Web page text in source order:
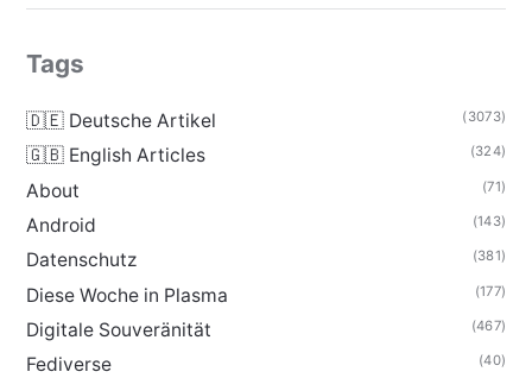
Tags
🇩🇪 Deutsche Artikel (3073)
🇬🇧 English Articles (324)
About (71)
Android (143)
Datenschutz (381)
Diese Woche in Plasma (177)
Digitale Souveränität (467)
Fediverse (40)